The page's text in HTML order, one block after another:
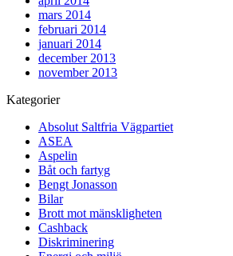
mars 2014
februari 2014
januari 2014
december 2013
november 2013
Kategorier
Absolut Saltfria Vägpartiet
ASEA
Aspelin
Båt och fartyg
Bengt Jonasson
Bilar
Brott mot mänskligheten
Cashback
Diskriminering